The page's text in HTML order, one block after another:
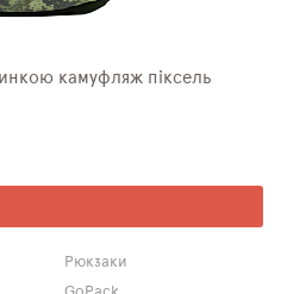
Рюкзаки